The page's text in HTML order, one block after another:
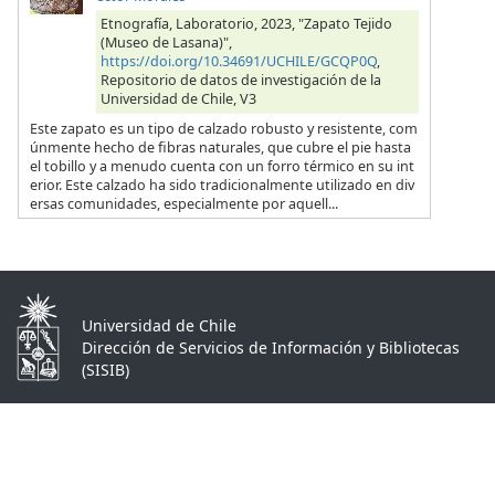
Etnografía, Laboratorio, 2023, "Zapato Tejido
(Museo de Lasana)",
https://doi.org/10.34691/UCHILE/GCQP0Q,
Repositorio de datos de investigación de la
Universidad de Chile, V3
Este zapato es un tipo de calzado robusto y resistente, com
únmente hecho de fibras naturales, que cubre el pie hasta
el tobillo y a menudo cuenta con un forro térmico en su int
erior. Este calzado ha sido tradicionalmente utilizado en div
ersas comunidades, especialmente por aquell...
Universidad de Chile
Dirección de Servicios de Información y Bibliotecas
(SISIB)